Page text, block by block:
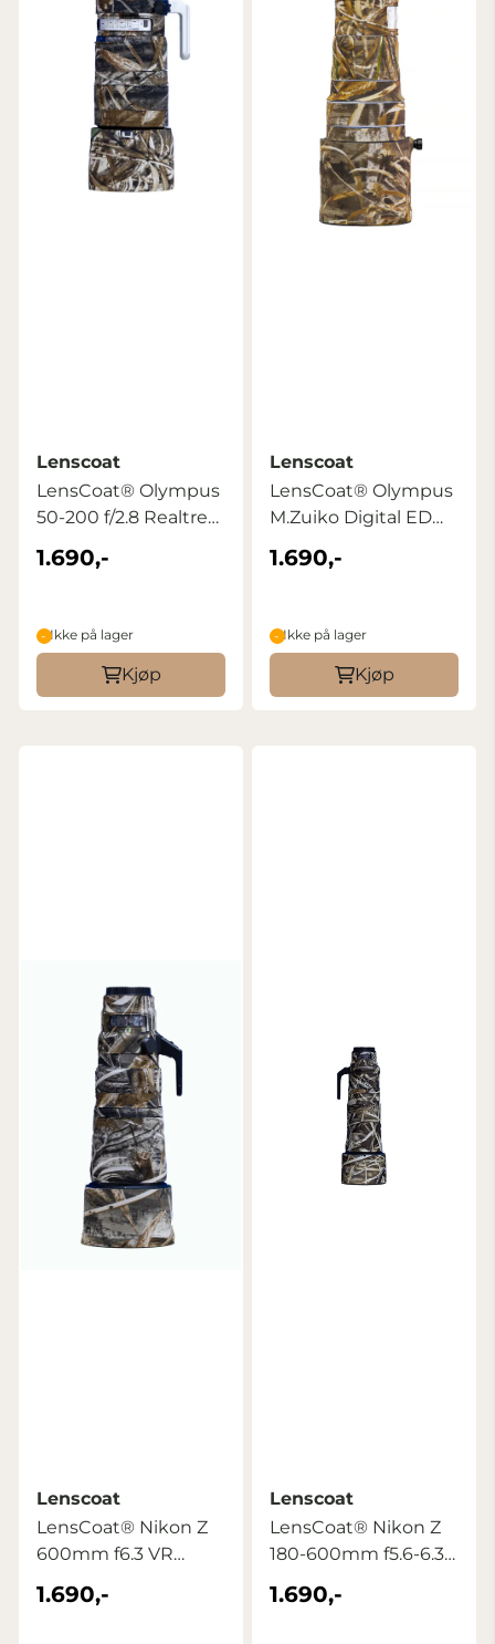
Lenscoat
LensCoat® Olympus
50-200 f/2.8 Realtree
Max5
1.690,-
Ikke på lager
Kjøp
Lenscoat
LensCoat® Olympus
M.Zuiko Digital ED
150-400mm ...
1.690,-
Ikke på lager
Kjøp
Lenscoat
LensCoat® Nikon Z
600mm f6.3 VR
Realtree Max5
1.690,-
Lenscoat
LensCoat® Nikon Z
180-600mm f5.6-6.3
VR Realtree ...
1.690,-